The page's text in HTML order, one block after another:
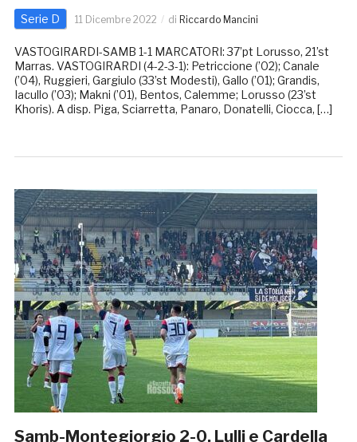
Serie D 11 Dicembre 2022 di Riccardo Mancini
VASTOGIRARDI-SAMB 1-1 MARCATORI: 37’pt Lorusso, 21’st
Marras. VASTOGIRARDI (4-2-3-1): Petriccione (’02); Canale
(’04), Ruggieri, Gargiulo (33’st Modesti), Gallo (’01); Grandis,
Iacullo (’03); Makni (’01), Bentos, Calemme; Lorusso (23’st
Khoris). A disp. Piga, Sciarretta, Panaro, Donatelli, Ciocca, […]
Samb-Montegiorgio 2-0, Lulli e Cardella